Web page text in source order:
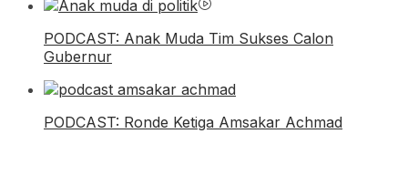
PODCAST: Anak Muda Tim Sukses Calon
Gubernur
PODCAST: Ronde Ketiga Amsakar Achmad